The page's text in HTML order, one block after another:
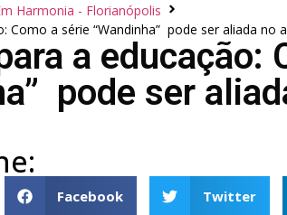
Harmonia - Florianópolis
Como a série “Wandinha” pode ser aliada no
a educação:
pode ser
Facebook Twitter